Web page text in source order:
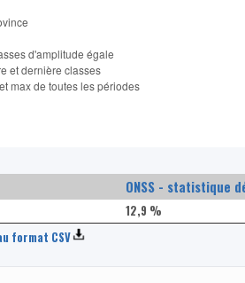
d'amplitude égale​
et dernière classes
max de toutes les périodes
ONSS - statistique
12,9 %
format CSV